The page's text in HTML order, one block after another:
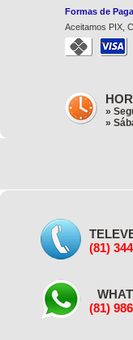
Formas de
Aceitamos PIX,
»
»
(81)
(81)